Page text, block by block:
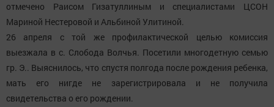
отмечено Раисом Гизатуллиным и специалистами ЦСОН
Мариной Нестеровой и Альбиной Улитиной.
26 апреля с той же профилактической целью комиссия
выезжала в с. Слобода Волчья. Посетили многодетную семью
гр. Э.. Выяснилось, что спустя полгода после рождения ребенка,
мать его нигде не зарегистрировала и не получила
свидетельства о его рождении.